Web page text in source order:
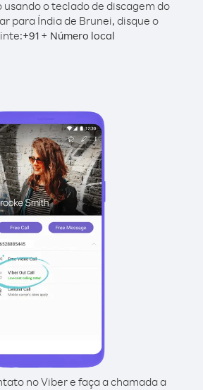
usando o teclado de discagem do
para Índia de Brunei, disque o
+91+ Número local
no Viber e faça a chamada a